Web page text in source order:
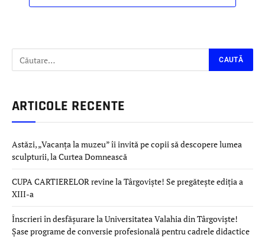
ARTICOLE RECENTE
Astăzi, „Vacanța la muzeu” îi invită pe copii să descopere lumea
sculpturii, la Curtea Domnească
CUPA CARTIERELOR revine la Târgoviște! Se pregătește ediția a
XIII-a
Înscrieri în desfășurare la Universitatea Valahia din Târgoviște!
Șase programe de conversie profesională pentru cadrele didactice